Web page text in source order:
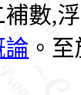
數,
論 。